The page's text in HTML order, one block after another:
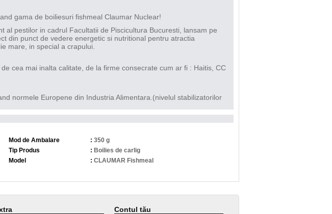
gama de boiliesuri fishmeal Claumar Nuclear!
al pestilor in cadrul Facultatii de Piscicultura Bucuresti, lansam pe
din punct de vedere energetic si nutritional pentru atractia
mare, in special a crapului.
cea mai inalta calitate, de la firme consecrate cum ar fi : Haitis, CC
normele Europene din Industria Alimentara.(nivelul stabilizatorilor
Mod de Ambalare : 350 g
Tip Produs : Boilies de carlig
Model : CLAUMAR Fishmeal
Contul tău